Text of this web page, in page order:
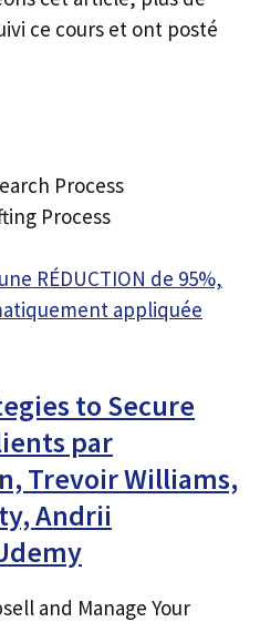
ce cours et ont posté
Process
Process
RÉDUCTION de 95%,
appliquée
to Secure
par
Trevoir Williams,
Andrii
and Manage Your